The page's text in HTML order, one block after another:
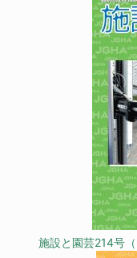
施設と園芸214号